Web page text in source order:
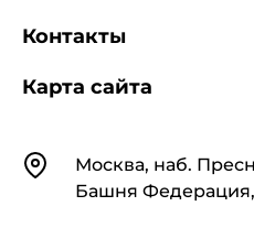
КонтактыМосква, наб.
Башня
Контакты
Карта сайта